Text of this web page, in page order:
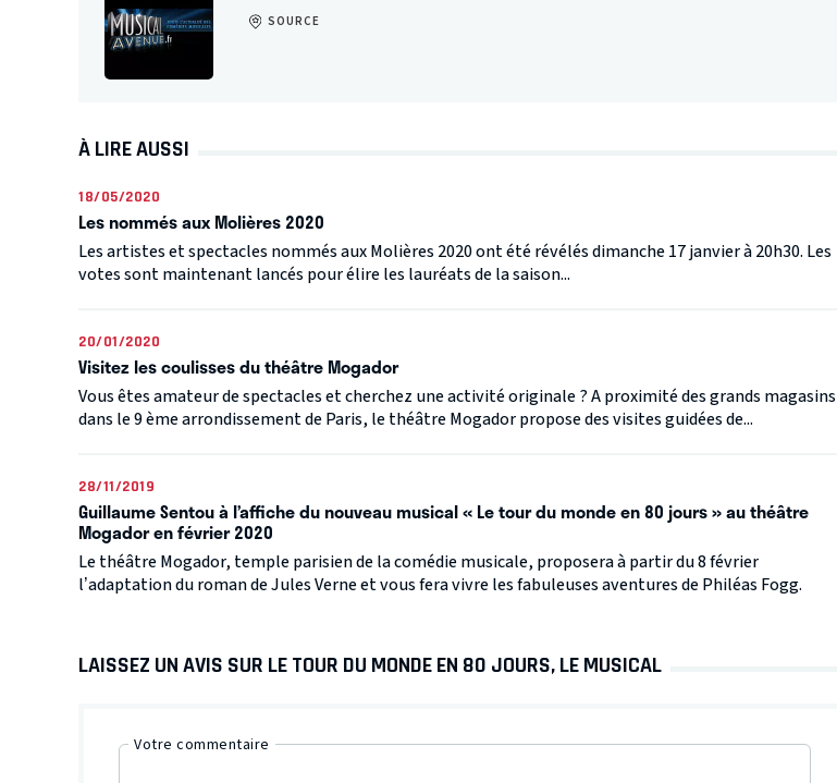
SOURCE
À LIRE AUSSI
18/05/2020
Les nommés aux Molières 2020
Les artistes et spectacles nommés aux Molières 2020 ont été révélés dimanche 17 janvier à 20h30. Les
votes sont maintenant lancés pour élire les lauréats de la saison...
20/01/2020
Visitez les coulisses du théâtre Mogador
Vous êtes amateur de spectacles et cherchez une activité originale ? A proximité des grands magasins
dans le 9 ème arrondissement de Paris, le théâtre Mogador propose des visites guidées de...
28/11/2019
Guillaume Sentou à l’affiche du nouveau musical « Le tour du monde en 80 jours » au théâtre
Mogador en février 2020
Le théâtre Mogador, temple parisien de la comédie musicale, proposera à partir du 8 février
l’adaptation du roman de Jules Verne et vous fera vivre les fabuleuses aventures de Philéas Fogg.
LAISSEZ UN AVIS SUR LE TOUR DU MONDE EN 80 JOURS, LE MUSICAL
Votre commentaire